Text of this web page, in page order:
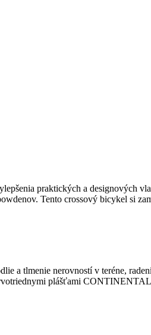
praktických a designových
Tento crossový bicykel si
a tlmenie nerovností v teréne,
plášťami CONTINENTAL